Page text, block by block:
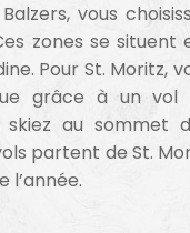
vous
zones se situent
Pour St. Moritz,
grâce à un vol
skiez au sommet
partent de St.
l’année.